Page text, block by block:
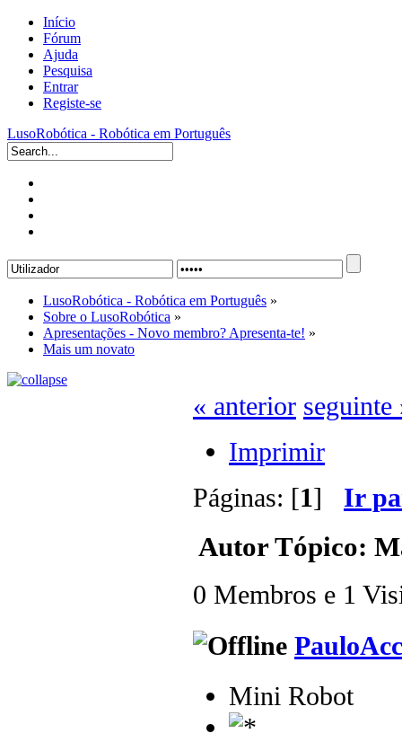
Início
Fórum
Ajuda
Pesquisa
Entrar
Registe-se
LusoRobótica - Robótica em Português
LusoRobótica - Robótica em Português »
Sobre o LusoRobótica »
Apresentações - Novo membro? Apresenta-te! »
Mais um novato
« anterior seguinte
Imprimir
Páginas: [1] Ir
AutorTópico:
0 Membros e 1
Mini Robot